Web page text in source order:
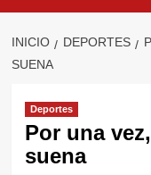
INICIO DEPORTES
SUENA
Deportes
Por una
suena